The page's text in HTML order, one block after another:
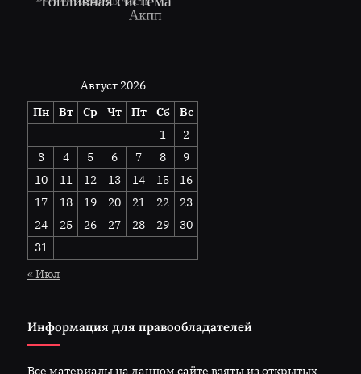
Август 2026
Пн
Вт Ср Чт Пт Сб
Вс
1
2
3
4 5 6 7 8
9
10
11 12 13 14 15
16
17
18 19 20 21 22
23
24
25 26 27 28 29
30
31
« Июл
Информация для правообладателей
Все материалы на данном сайте взяты из открытых